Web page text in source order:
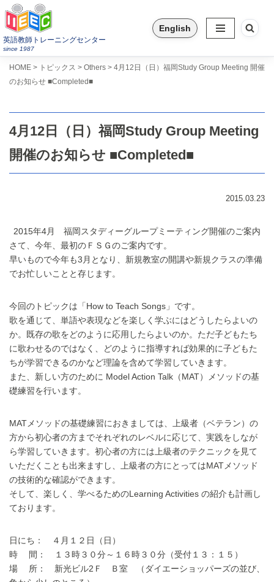
コ
ン
キ
プ
英語教師トレーニングセンター
since 1987
English
HOME > トピックス > Others > 4月12日（日）福岡Study Group Meeting 開催
のお知らせ ■Completed■
4月12日（日）福岡Study Group Meeting
開催のお知らせ ■Completed■
2015.03.23
2015年4月 福岡スタディーグループミーティング開催のご案内
さて、今年、最初のＦＳＧのご案内です。
早いもので今年も3月となり、新規教室の開講や新規クラスの準備
でお忙しいことと存じます。
今回のトピックは「How to Teach Songs」です。
歌を通じて、単語や表現などを楽しく学ぶにはどうしたらよいの
か。既存の歌をどのように応用したらよいのか。ただ子どもたち
に歌わせるのではなく、どのように指導すれば効果的に子どもた
ちが学習できるのかなど理論を含めて学習していきます。
また、新しい方のために Model Action Talk（MAT）メソッドの基
礎練習を行います。
MATメソッドの基礎練習におきましては、上級者（ベテラン）の
方から初心者の方までそれぞれのレベルに応じて、実践をしなが
ら学習していきます。初心者の方には上級者のテクニックを見て
いただくことも出来ますし、上級者の方にとってはMATメソッド
の技術的な確認ができます。
そして、楽しく、学べるためのLearning Activities の紹介も計画し
ております。
日にち： ４月１２日（日）
時 間： １３時３０分～１６時３０分（受付１３：１５）
場 所： 新光ビル2Ｆ Ｂ室 （ダイエーショッパーズの並び、